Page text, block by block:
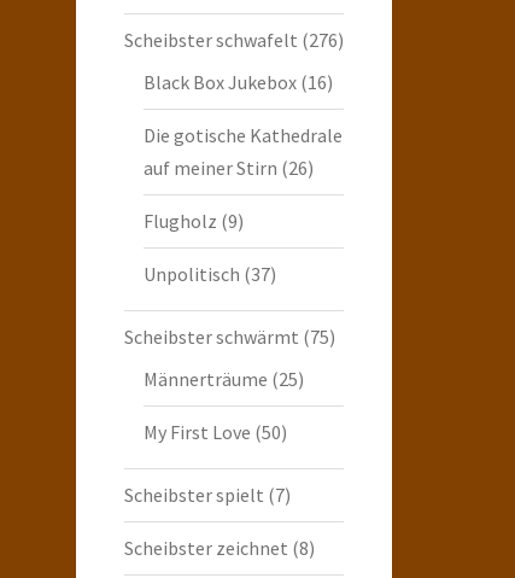
Scheibster schwafelt (276)
Black Box Jukebox(16)
Die gotische Kathedrale
auf meiner Stirn (26)
Flugholz (9)
Unpolitisch (37)
Scheibster schwärmt (75)
Männerträume (25)
My First Love (50)
Scheibster spielt (7)
Scheibster zeichnet (8)